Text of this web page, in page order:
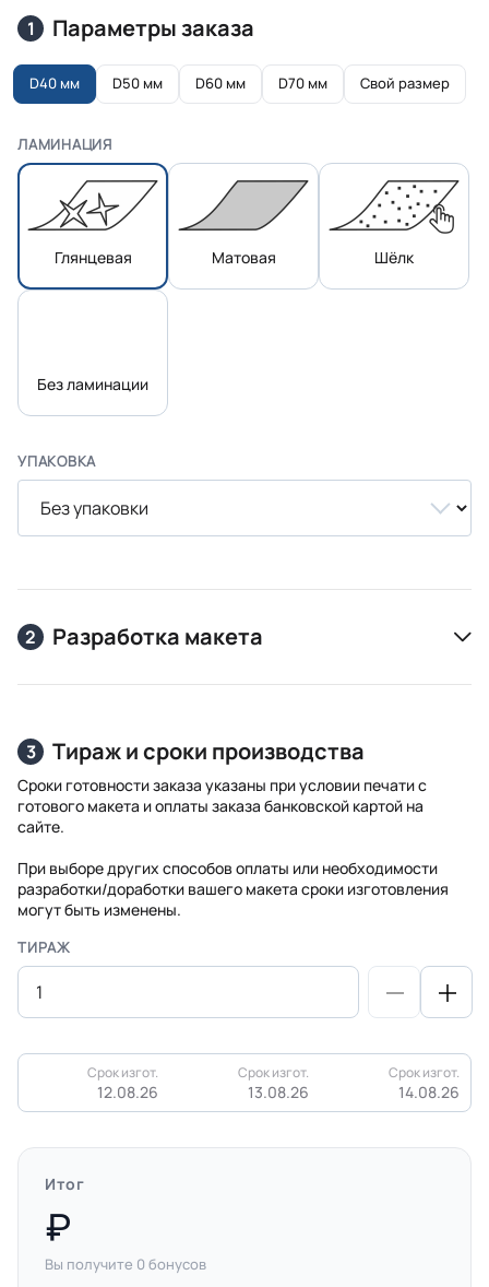
1 Параметры заказа
D40 мм D50 мм D60 мм D70 мм Свой размер
ЛАМИНАЦИЯ
Глянцевая Матовая Шёлк
Без ламинации
УПАКОВКА
2 Разработка макета
3 Тираж и сроки производства
Сроки готовности заказа указаны при условии печати с
готового макета и оплаты заказа банковской картой на
сайте.
При выборе других способов оплаты или необходимости
разработки/доработки вашего макета сроки изготовления
могут быть изменены.
ТИРАЖ
Срок изгот.
12.08.26
Срок изгот.
13.08.26
Срок изгот.
14.08.26
Итог
Вы получите 0 бонусов